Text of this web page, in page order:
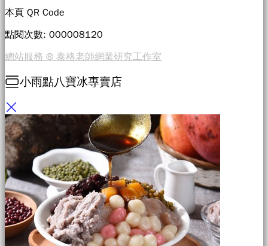
本頁 QR Code
點閱次數: 000008120
總站服務 ® 泰格老師網業研究工作室
小雨點八寶冰專賣店